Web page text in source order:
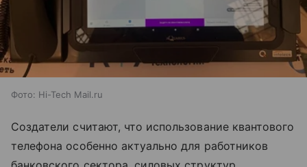
Фото: Hi-Tech Mail.ru
Создатели считают, что использование квантового
телефона особенно актуально для работников